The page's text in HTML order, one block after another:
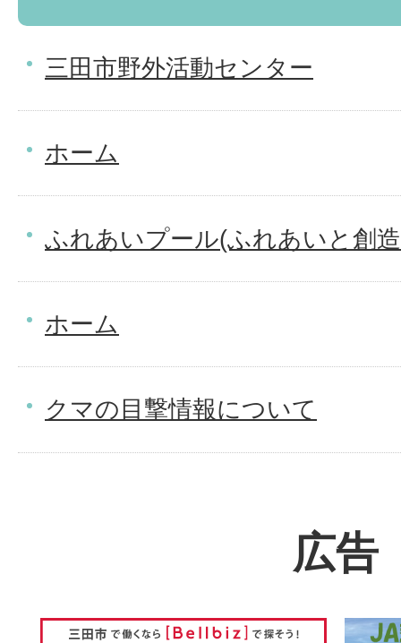
三田市野外活動センター
ホーム
ふれあいプール(ふれあいと創
ホーム
クマの目撃情報について
広告